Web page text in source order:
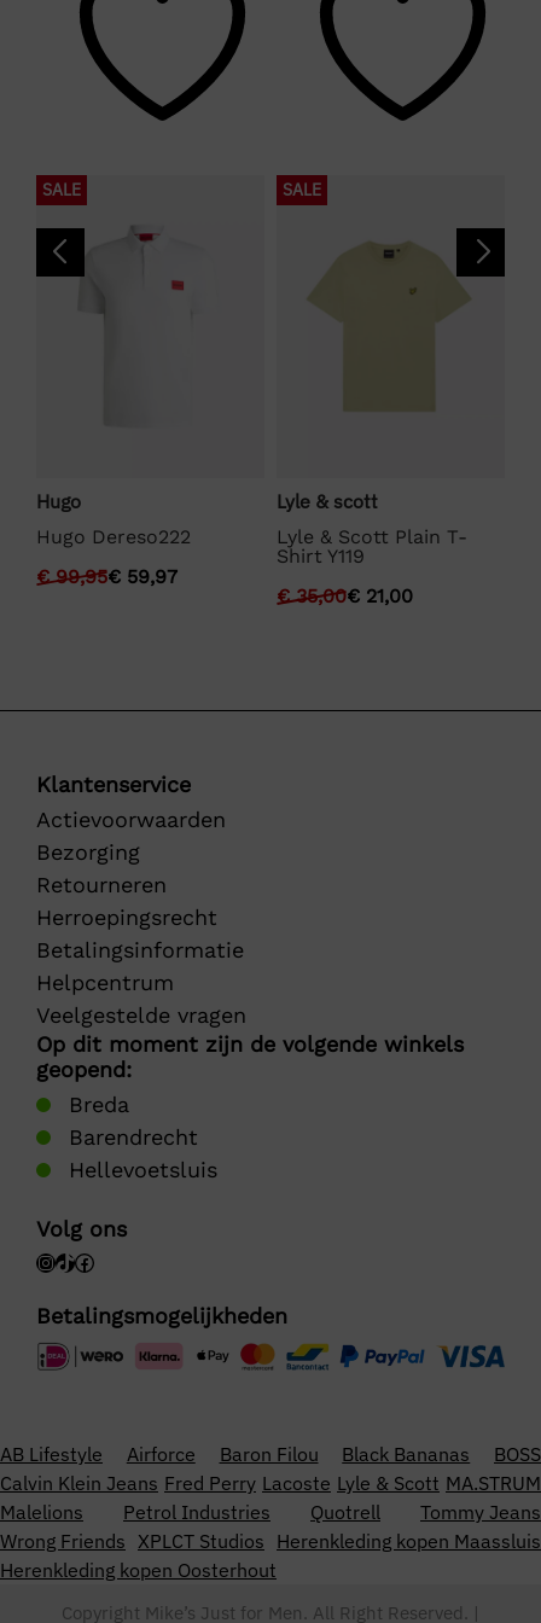
SALE
Hugo
Hugo Dereso222
€99,95€ 59,97
SALE
Lyle & scott
Lyle & Scott Plain T-
Shirt Y119
€35,00€ 21,00
Klantenservice
Actievoorwaarden
Bezorging
Retourneren
Herroepingsrecht
Betalingsinformatie
Helpcentrum
Veelgestelde vragen
Op dit moment zijn de volgende winkels
geopend:
Breda
Barendrecht
Hellevoetsluis
Volg ons
Betalingsmogelijkheden
AB Lifestyle Airforce Baron Filou Black Bananas
BOSS
Calvin Klein Jeans Fred Perry Lacoste Lyle & Scott MA.STRUM
Malelions
Petrol Industries Quotrell
Tommy Jeans
Wrong Friends XPLCT Studios Herenkleding kopen Maassluis
Herenkleding kopen Oosterhout
Copyright Mike’s Just for Men. All Right Reserved. |